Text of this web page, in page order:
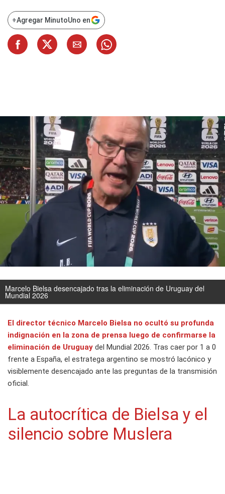
+Agregar MinutoUno en
Marcelo Bielsa desencajado tras la eliminación de Uruguay del
Mundial 2026
El director técnico Marcelo Bielsa no ocultó su profunda
indignación en la zona de prensa luego de confirmarse la
eliminación de Uruguay del Mundial 2026. Tras caer por 1 a 0
frente a España, el estratega argentino se mostró lacónico y
visiblemente desencajado ante las preguntas de la transmisión
oficial.
La autocrítica de Bielsa y el
silencio sobre Muslera